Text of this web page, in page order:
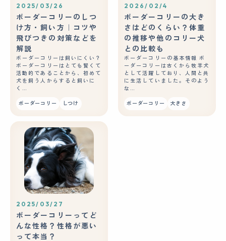
2025/03/26
ボーダーコリーのしつ
け方・飼い方｜コツや
飛びつきの対策などを
解説
ボーダーコリーは飼いにくい？
ボーダーコリーはとても賢くて
活動的であることから、初めて
犬を飼う人からすると飼いに
く…
ボーダーコリー しつけ
2026/02/4
ボーダーコリーの大き
さはどのくらい？体重
の推移や他のコリー犬
との比較も
ボーダーコリーの基本情報 ボ
ーダーコリーは古くから牧羊犬
として活躍しており、人間と共
に生活していました。そのよう
な…
ボーダーコリー 大きさ
2025/03/27
ボーダーコリーってど
んな性格？性格が悪い
って本当？